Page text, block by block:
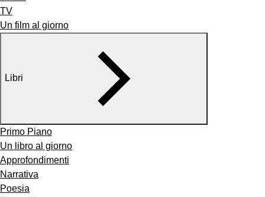
TV
Un film al giorno
Libri
Primo Piano
Un libro al giorno
Approfondimenti
Narrativa
Poesia